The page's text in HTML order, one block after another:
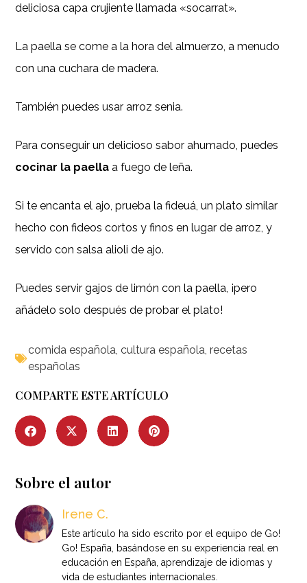
deliciosa capa crujiente llamada «socarrat».
La paella se come a la hora del almuerzo, a menudo
con una cuchara de madera.
También puedes usar arroz senia.
Para conseguir un delicioso sabor ahumado, puedes
cocinar la paellaa fuego de leña.
Si te encanta el ajo, prueba la fideuá, un plato similar
hecho con fideos cortos y finos en lugar de arroz, y
servido con salsa alioli de ajo.
Puedes servir gajos de limón con la paella, ¡pero
añádelo solo después de probar el plato!
comida española ,cultura española ,recetas
españolas
COMPARTE ESTE ARTÍCULO
Sobre el autor
Irene C.
Este artículo ha sido escrito por el equipo de Go!
Go! España, basándose en su experiencia real en
educación en España, aprendizaje de idiomas y
vida de estudiantes internacionales.